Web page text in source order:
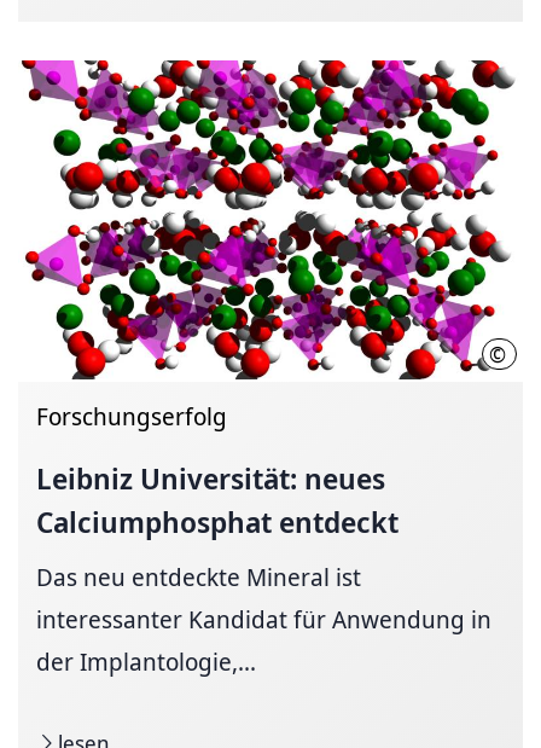
©
Forschungserfolg
Leibniz Universität: neues
Calciumphosphat entdeckt
Das neu entdeckte Mineral ist
interessanter Kandidat für Anwendung in
der Implantologie,...